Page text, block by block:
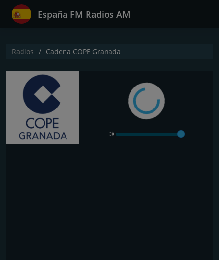
España FM Radios AM
Radios Cadena COPE Granada